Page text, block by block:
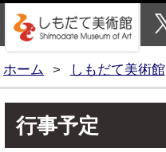
ホーム > しもだて美術館
行事予定